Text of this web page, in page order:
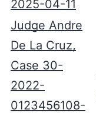
2025-04-11
Judge Andre
De La Cruz,
Case 30-
2022-
0123456108-